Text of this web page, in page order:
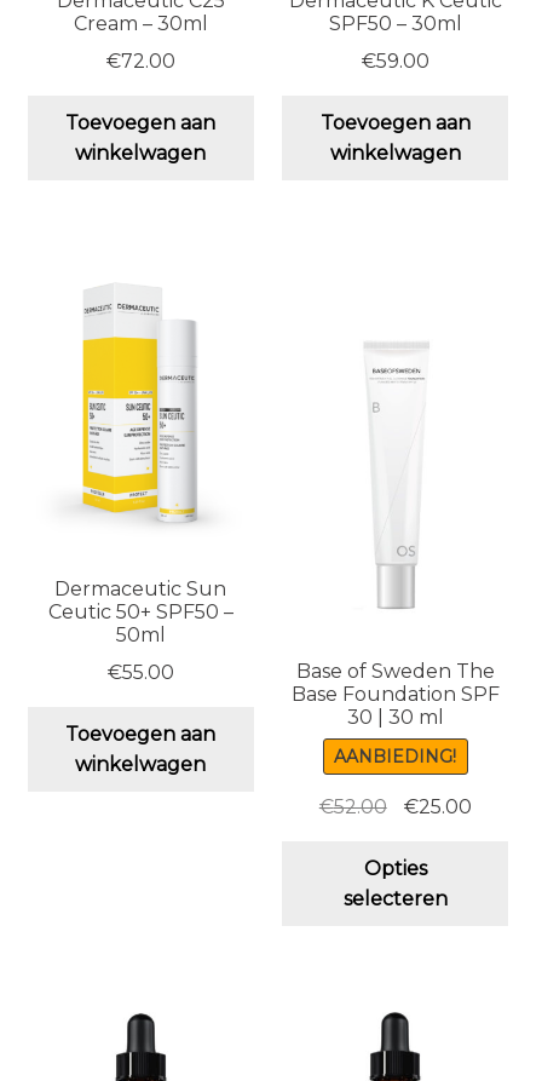
Cream – 30ml
€72.00
Toevoegen aan
winkelwagen
SPF50 – 30ml
€59.00
Toevoegen aan
winkelwagen
Dermaceutic Sun
Ceutic 50+ SPF50 –
50ml
€55.00
Toevoegen aan
winkelwagen
Base of Sweden The
Base Foundation SPF
30 | 30 ml
AANBIEDING!
€52.00
was:
€52.00.
€25.00
Opties
selecteren